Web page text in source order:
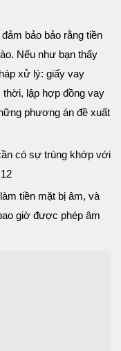
bảo bảo rằng tiền
Nếu như bạn thấy
xử lý: giấy vay
lập hợp đồng vay
phương án đề xuất
có sự trùng khớp với
tiền mặt bị âm, và
giờ được phép âm